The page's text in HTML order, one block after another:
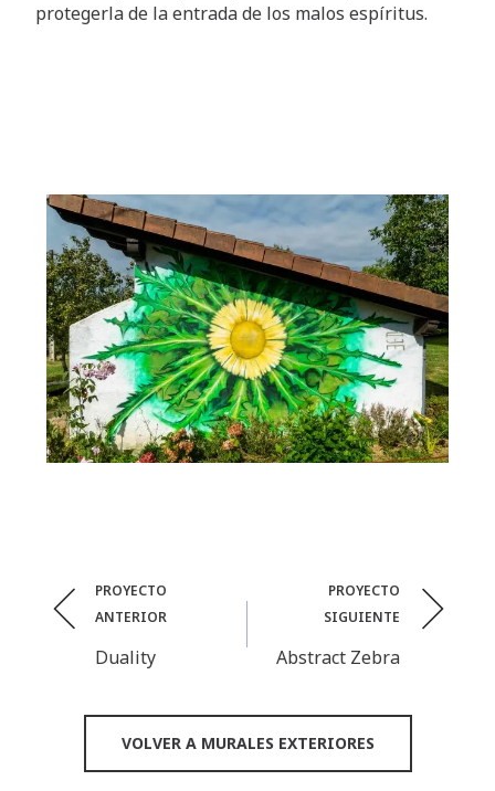
protegerla de la entrada de los malos espíritus.
Post
navigation
PROYECTO
ANTERIOR
Duality
PROYECTO
SIGUIENTE
Abstract Zebra
VOLVER A MURALES EXTERIORES